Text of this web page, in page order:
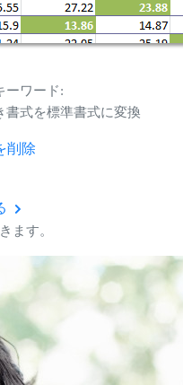
ーワード:
書式を標準書式に変換
削除
ます。